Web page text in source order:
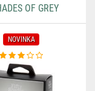
OF GREY
NOVINKA